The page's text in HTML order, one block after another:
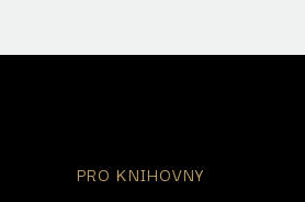
PRO KNIHOVNY